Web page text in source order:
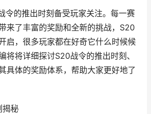
令的推出时刻备受玩家关注。每一赛
来了丰富的奖励和全新的挑战，S20
启，很多玩家都在好奇它什么时候候
将将详细探讨S20战令的推出时刻、
具体的奖励体系，帮助大家更好地了
揭秘